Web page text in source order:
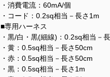
・消費電流：60mA/個
・コード：0.2sq相当－長さ1m
■専用ハーネス
・黒/白・黒(細線)：0.2sq相当－
・黄：0.5sq相当－長さ50cm
・赤：0.5sq相当－長さ50cm
・黒：0.5sq相当－長さ1m